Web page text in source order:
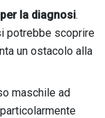
la diagnosi.
potrebbe scoprire
un ostacolo alla
maschile ad